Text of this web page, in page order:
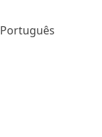
Português